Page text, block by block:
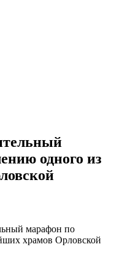
одного из